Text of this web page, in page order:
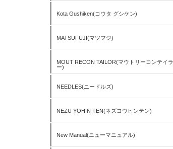
Kota Gushiken(コウタ グシケン)
MATSUFUJI(マツフジ)
MOUT RECON TAILOR(マウトリーコンテイラ
ー)
NEEDLES(ニードルズ)
NEZU YOHIN TEN(ネズヨウヒンテン)
New Manual(ニューマニュアル)